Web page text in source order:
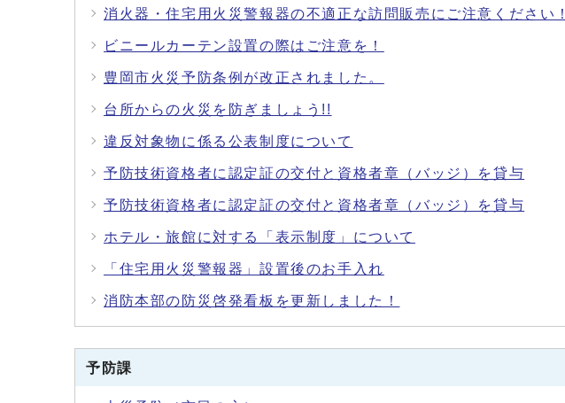
消火器・住宅用火災警報器の不適正な訪問販売にご注意ください！
ビニールカーテン設置の際はご注意を！
豊岡市火災予防条例が改正されました。
台所からの火災を防ぎましょう!!
違反対象物に係る公表制度について
予防技術資格者に認定証の交付と資格者章（バッジ）を貸与
予防技術資格者に認定証の交付と資格者章（バッジ）を貸与
ホテル・旅館に対する「表示制度」について
「住宅用火災警報器」設置後のお手入れ
消防本部の防災啓発看板を更新しました！
予防課